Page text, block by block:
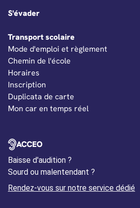
S'évader
Transport scolaire
Mode d'emploi et règlement
Chemin de l'école
Horaires
Inscription
Duplicata de carte
Mon car en temps réel
OUVERTURE DANS UN NOUVEL
ACCEO
Baisse d'audition ?
Sourd ou malentendant ?
Rendez-vous sur notre service dédié